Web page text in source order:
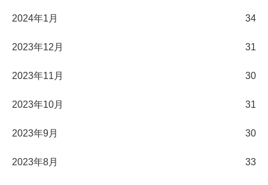
2024年1月 34
2023年12月 31
2023年11月 30
2023年10月 31
2023年9月 30
2023年8月 33